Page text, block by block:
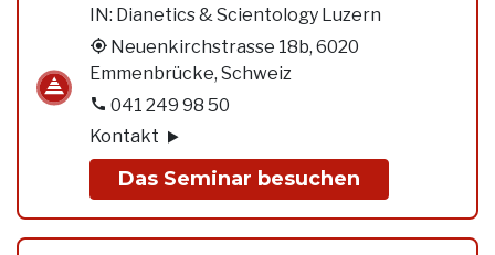
IN: Dianetics & Scientology Luzern
Neuenkirchstrasse 18b, 6020
Emmenbrücke, Schweiz
041 249 98 50
Kontakt
Das Seminar besuchen